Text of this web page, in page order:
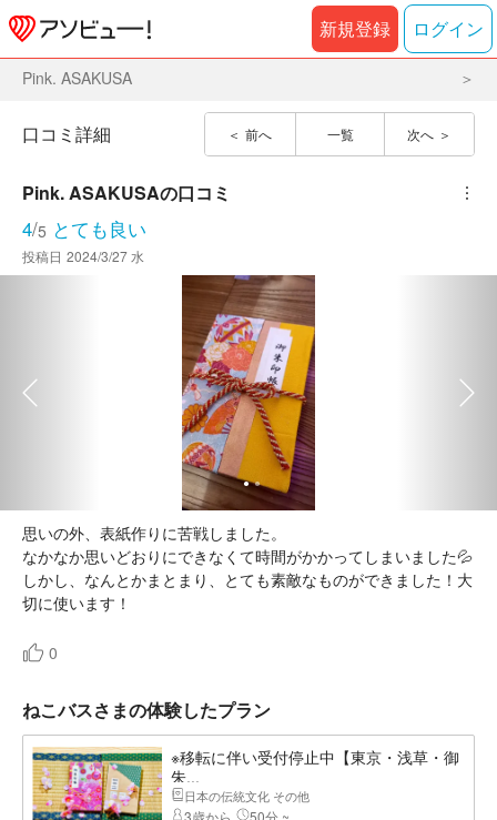
新規登録 ログイン
Pink. ASAKUSA
前へ 一覧 次へ
口コミ詳細
Pink. ASAKUSAの口コミ ︙
4/5 とても良い
投稿日 2024/3/27 水
思いの外、表紙作りに苦戦しました。
なかなか思いどおりにできなくて時間がかかってしまいました💦
しかし、なんとかまとまり、とても素敵なものができました！大
切に使います！
0
ねこバスさまの体験したプラン
※移転に伴い受付停止中【東京・浅草・御
朱...
日本の伝統文化 その他
3歳から 50分 ~